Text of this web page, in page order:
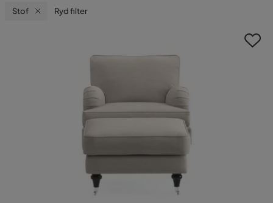
Stof Ryd filter